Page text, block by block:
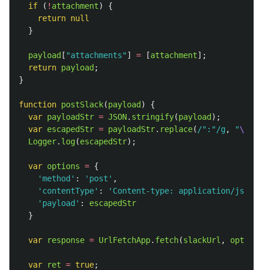
if
( ! attachment)
{
return null
}
payload [ "attachments" ] = [attachment];
return payload ;
}
function postSlack(payload )
{
var payloadStr = JSON. stringify(payload );
var escapedStr = payloadStr. replace( /":"/g , "\"\
Logger. log(escapedStr);
var options = {
'method ' : ' post ' ,
' contentType' : ' Content-type: application/json;
' payload ' :
escapedStr
}
var response = UrlFetchApp. fetch(slackUrl , options
var ret = true;